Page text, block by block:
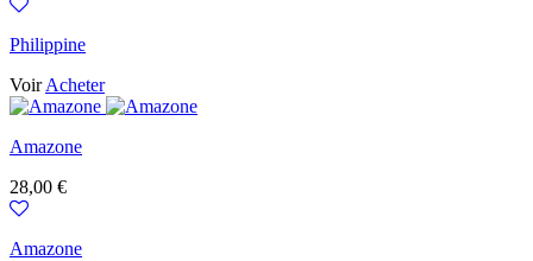
Philippine
VoirAcheter
Amazone
Prix
28,00 €
Amazone